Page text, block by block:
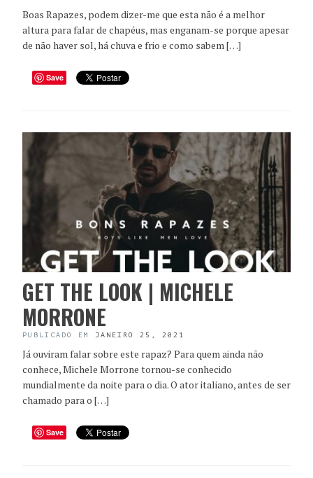
Boas Rapazes, podem dizer-me que esta não é a melhor
altura para falar de chapéus, mas enganam-se porque apesar
de não haver sol, há chuva e frio e como sabem […]
Save
GET THE LOOK | MICHELE
MORRONE
PUBLICADO EM JANEIRO 25, 2021
Já ouviram falar sobre este rapaz? Para quem ainda não
conhece, Michele Morrone tornou-se conhecido
mundialmente da noite para o dia. O ator italiano, antes de ser
chamado para o […]
Save